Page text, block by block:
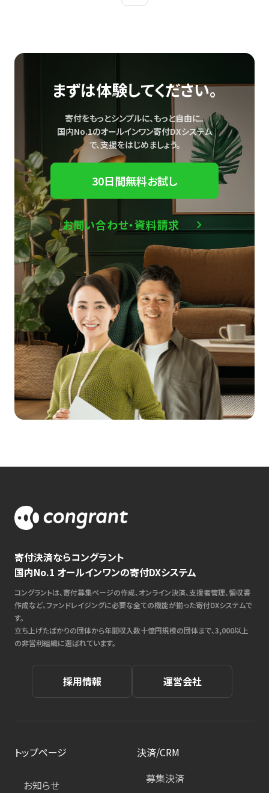
まずは体験してください。
寄付をもっとシンプルに、もっと自由に。
国内No.1のオールインワン寄付DXシステム
で、支援をはじめましょう。
30日間無料お試し
お問い合わせ・資料請求
寄付決済ならコングラント
国内No.1 オールインワンの寄付DXシステム
コングラントは、寄付募集ページの作成、オンライン決済、支援者管理、領収書
作成など、ファンドレイジングに必要な全ての機能が揃った寄付DXシステムで
す。
立ち上げたばかりの団体から年間収入数十億円規模の団体まで、3,000以上
の非営利組織に選ばれています。
採用情報 運営会社
トップページ
お知らせ
決済/CRM
募集決済